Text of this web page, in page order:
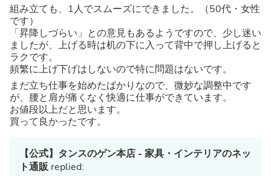
組み立ても、1人でスムーズにできました。（50代・女性
です）
「昇降しづらい」との意見もあるようですので、少し迷い
ましたが、上げる時は机の下に入って背中で押し上げると
ラクです。
頻繁に上げ下げはしないので特に問題はないです。
まだ立ち仕事を始めたばかりなので、微妙な調整中です
が、腰と肩が痛くなく快適に仕事ができています。
お値段以上だと思います。
買って良かったです。
【公式】タンスのゲン本店 - 家具・インテリアのネッ
ト通販replied: